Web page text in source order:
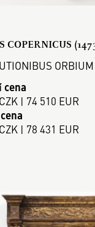
COPERNICUS
cena
| 74 510 EUR
| 78 431 EUR